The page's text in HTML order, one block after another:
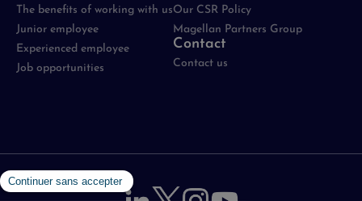
The benefits of working with us
Junior employee
Experienced employee
Job opportunities
Our CSR Policy
Magellan Partners Group
Contact
Contact us